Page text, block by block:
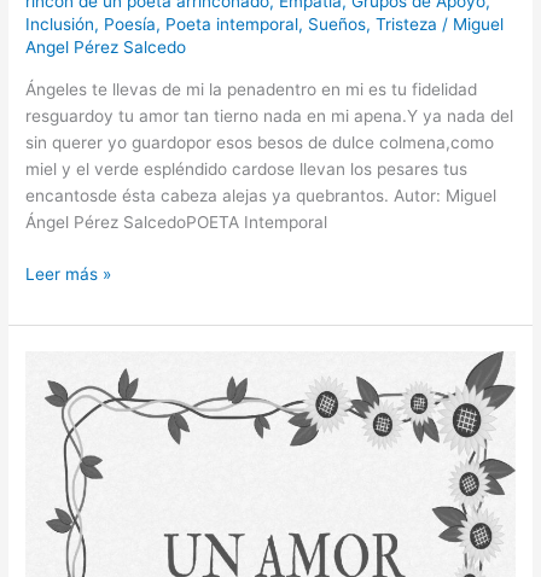
Inclusión, Poesía, Poeta intemporal, Sueños,Tristeza / Miguel
Angel Pérez Salcedo
Ángeles te llevas de mi la penadentro en mi es tu fidelidad
resguardoy tu amor tan tierno nada en mi apena.Y ya nada del
sin querer yo guardopor esos besos de dulce colmena,como
miel y el verde espléndido cardose llevan los pesares tus
encantosde ésta cabeza alejas ya quebrantos. Autor: Miguel
Ángel Pérez SalcedoPOETA Intemporal
Leer más »
amor
trovador.